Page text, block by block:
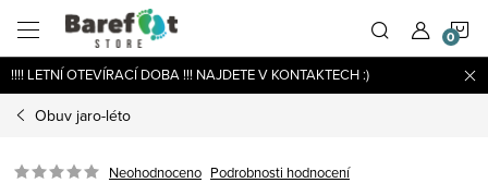
obsah
!!!! LETNÍ OTEVÍRACÍ DOBA !!! NAJDETE V KONTAKTECH :)
Obuv jaro-léto
Neohodnoceno Podrobnosti hodnocení